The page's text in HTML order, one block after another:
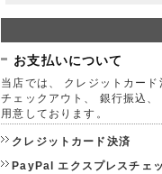
お支払いについて
当店では、 クレジットカー
チェックアウト、 銀行振込
用意しております。
クレジットカード決済
PayPal エクスプレスチェ